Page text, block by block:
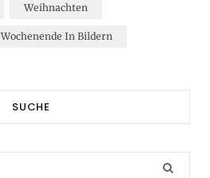
Weihnachten
Wochenende In Bildern
SUCHE